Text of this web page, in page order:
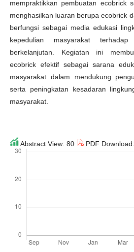
mempraktikkan pembuatan ecobrick
menghasilkan luaran berupa ecobrick
berfungsi sebagai media edukasi
kepedulian masyarakat terhadap
berkelanjutan. Kegiatan ini
ecobrick efektif sebagai sarana
masyarakat dalam mendukung
serta peningkatan kesadaran
masyarakat.
Abstract View: 80 PDF